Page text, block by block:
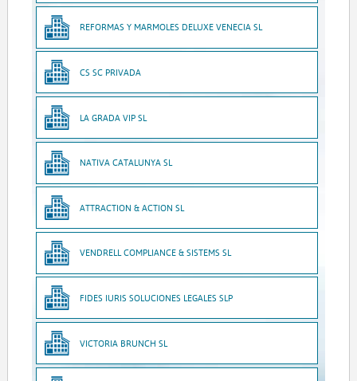
REFORMAS Y MARMOLES DELUXE VENECIA SL
CS SC PRIVADA
LA GRADA VIP SL
NATIVA CATALUNYA SL
ATTRACTION & ACTION SL
VENDRELL COMPLIANCE & SISTEMS SL
FIDES IURIS SOLUCIONES LEGALES SLP
VICTORIA BRUNCH SL